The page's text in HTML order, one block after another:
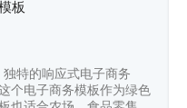
板
特的响应式电子商务
个电子商务模板作为绿色